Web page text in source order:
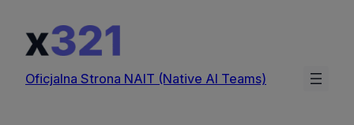
treści
Oficjalna Strona NAIT (Native AI Teams)